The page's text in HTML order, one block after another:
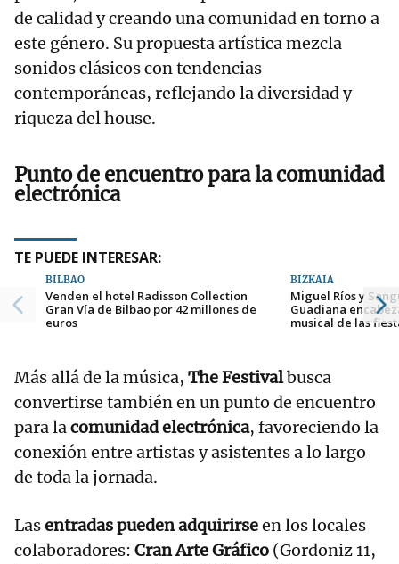
de calidad y creando una comunidad en torno a
este género. Su propuesta artística mezcla
sonidos clásicos con tendencias
contemporáneas, reflejando la diversidad y
riqueza del house.
Punto de encuentro para la comunidad
electrónica
TE PUEDE INTERESAR:
BILBAO
Venden el hotel Radisson Collection
Gran Vía de Bilbao por 42 millones de
euros
BIZKAIA
Miguel Ríos y
Guadiana
musical de las
Más allá de la música, The Festivalbusca
convertirse también en un punto de encuentro
para lacomunidad electrónica, favoreciendo la
conexión entre artistas y asistentes a lo largo
de toda la jornada.
Lasentradas pueden adquirirseen los locales
colaboradores: Cran Arte Gráfico (Gordoniz 11,